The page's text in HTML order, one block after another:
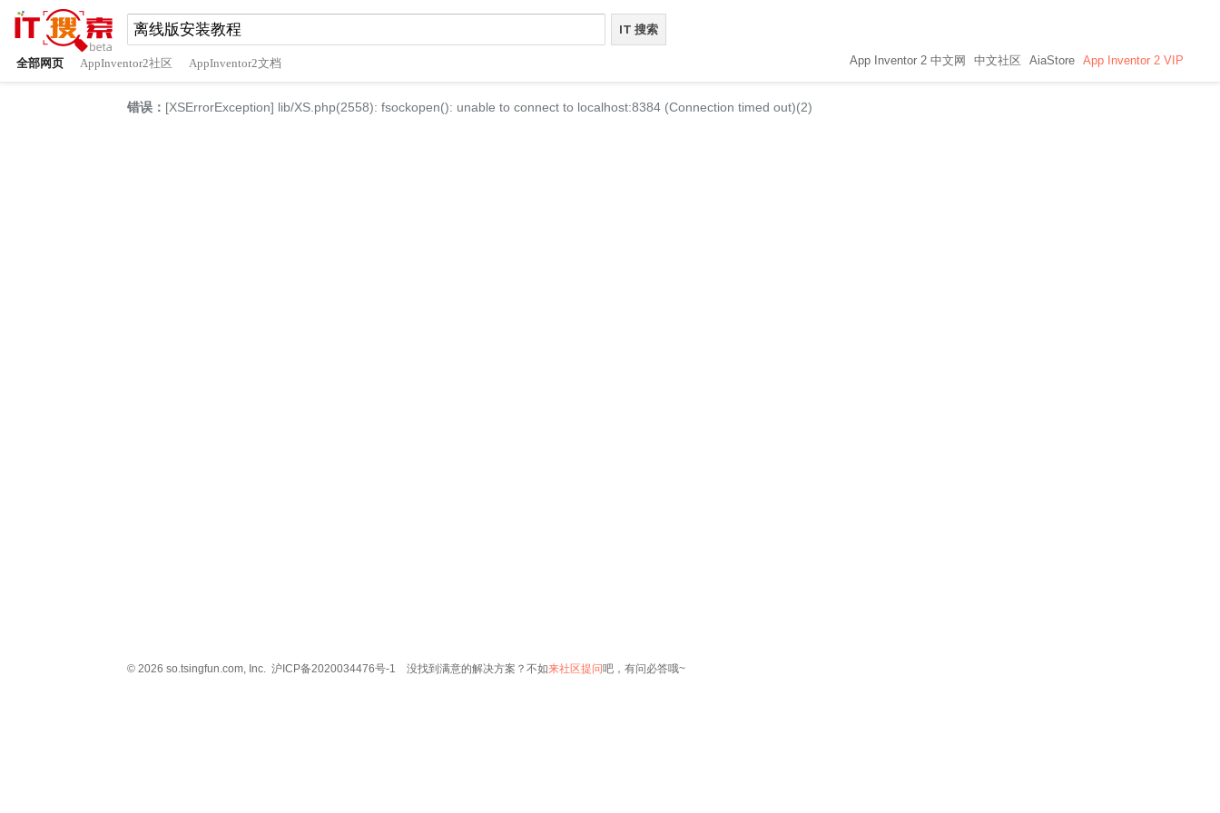
App Inventor 2 中文网 中文社区 AiaStore App Inventor 2 VIP
全部网页 AppInventor2社区 AppInventor2文档
错误： [XSErrorException] lib/XS.php(2558): fsockopen(): unable to connect to localhost:8384 (Connection timed out)(2)
© 2026 so.tsingfun.com, Inc. 沪ICP备2020034476号-1 没找到满意的解决方案？不如来社区提问吧，有问必答哦~